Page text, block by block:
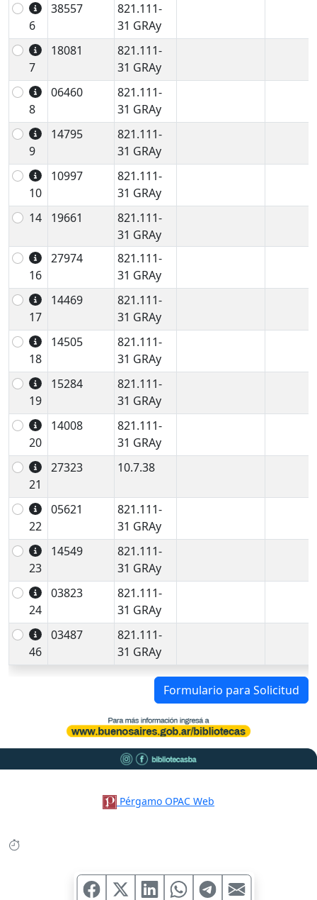
6
38557
821.111-
31 GRAy
7
18081
821.111-
31 GRAy
8
06460
821.111-
31 GRAy
9
14795
821.111-
31 GRAy
10
10997
821.111-
31 GRAy
14
19661
821.111-
31 GRAy
16
27974
821.111-
31 GRAy
17
14469
821.111-
31 GRAy
18
14505
821.111-
31 GRAy
19
15284
821.111-
31 GRAy
20
14008
821.111-
31 GRAy
21
27323 10.7.38
22
05621
821.111-
31 GRAy
23
14549
821.111-
31 GRAy
24
03823
821.111-
31 GRAy
46
03487
821.111-
31 GRAy
Formulario para Solicitud
Pérgamo OPAC Web